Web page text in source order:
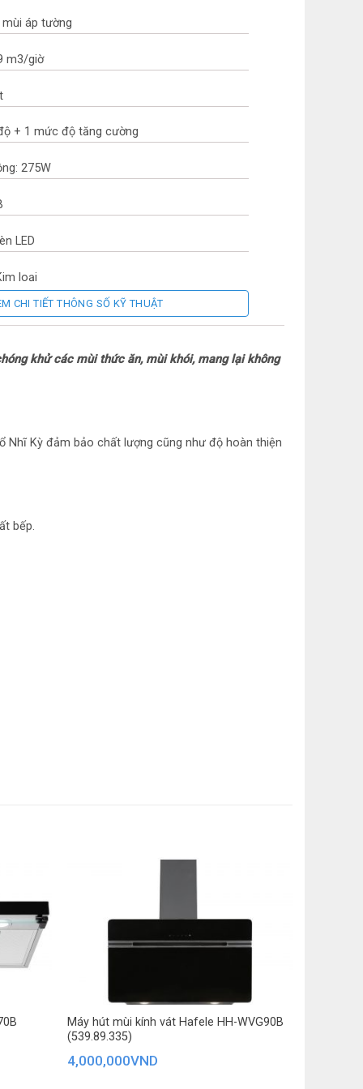
mùi áp tường
m3/giờ
+ 1 mức độ tăng cường
275W
LED
loại
ứng
khí: 12 hoặc 15 cm
CHI TIẾT THÔNG SỐ KỸ THUẬT
khử các mùi thức ăn, mùi khói, mang lại không
Nhĩ Kỳ đảm bảo chất lượng cũng như độ hoàn thiện
bếp.
Máy hút mùi kính vát Hafele HH-WVG90B
(539.89.335)
4,000,000VND